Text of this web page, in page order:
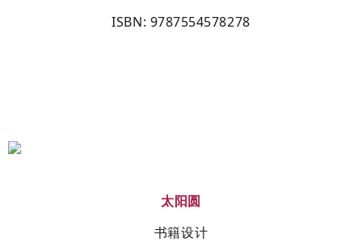
ISBN: 9787554578278
太阳圆
书籍设计